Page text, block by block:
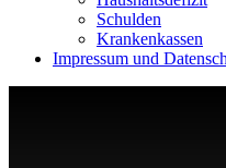
Schulden
Krankenkassen
Impressum und